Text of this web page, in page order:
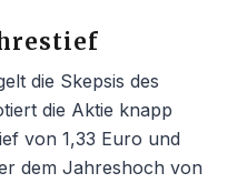
die Skepsis des
die Aktie knapp
von 1,33 Euro und
dem Jahreshoch von